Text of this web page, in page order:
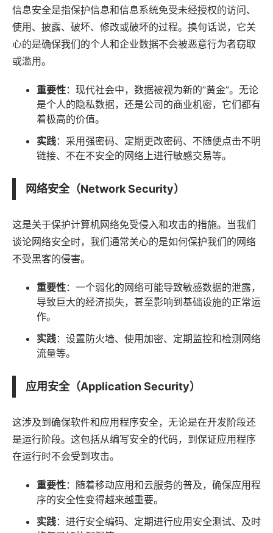
信息安全是指保护信息和信息系统免受未经授权的访问、
使用、披露、破坏、修改或破坏的过程。换句话说，它关
心的是确保我们的个人和企业数据不会被恶意行为者窃取
或滥用。
重要性：现代社会中，数据被视为新的”黄金”。无论
是个人的隐私数据，还是公司的商业机密，它们都有
着极高的价值。
实践：采用强密码、定期更改密码、不随便点击不明
链接、不在不安全的网络上进行敏感交易等。
网络安全（Network Security）
这是关于保护计算机网络免受侵入和攻击的措施。当我们
谈论网络安全时，我们通常关心的是如何保护我们的网络
不受黑客的侵害。
重要性：一个弱化的网络可能导致敏感数据的泄露，
导致巨大的经济损失，甚至影响到基础设施的正常运
作。
实践：设置防火墙、使用加密、定期监控和检测网络
流量等。
应用安全（Application Security）
这涉及到确保软件和应用程序安全，无论是在开发阶段还
是运行阶段。这包括从编写安全的代码，到保证应用程序
在运行时不会受到攻击。
重要性：随着移动应用和云服务的普及，确保应用程
序的安全性变得越来越重要。
实践：进行安全编码、定期进行应用安全测试、及时